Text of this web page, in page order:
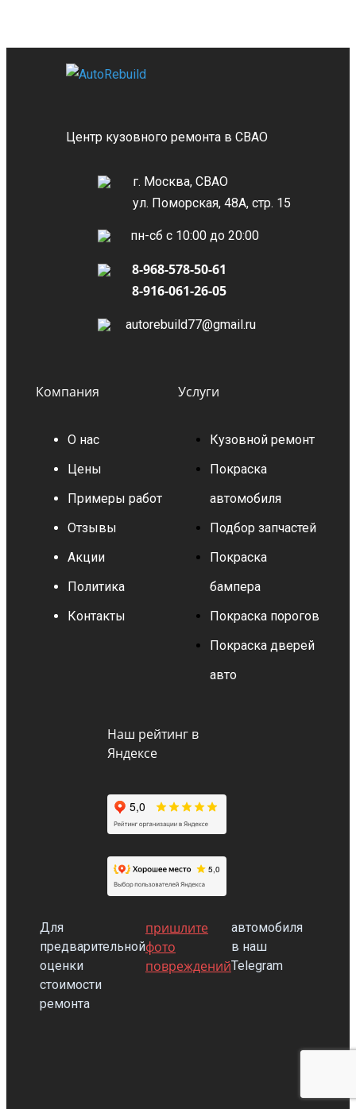
Центр кузовного ремонта в СВАО
г. Москва, СВАО
ул. Поморская, 48А, стр. 15
пн-сб с 10:00 до 20:00
8-968-578-50-61
8-916-061-26-05
autorebuild77@gmail.ru
Компания
О нас
Цены
Примеры работ
Отзывы
Акции
Политика
Контакты
Услуги
Кузовной ремонт
Покраска
автомобиля
Подбор запчастей
Покраска
бампера
Покраска порогов
Покраска дверей
авто
Для
предварительной
оценки
стоимости
ремонта
пришлите
фото
повреждений
автомобиля
в наш
Telegram
Наш рейтинг в
Яндексе